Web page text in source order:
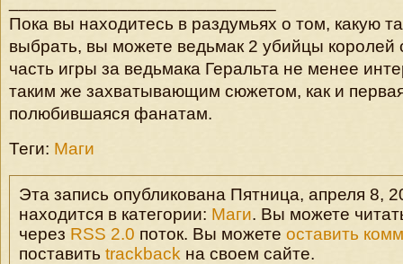
Пока вы находитесь в раздумьях о том, какую
выбрать, вы можете ведьмак 2 убийцы королей
часть игры за ведьмака Геральта не менее
таким же захватывающим сюжетом, как и
полюбившаяся фанатам.
Теги: Маги
Эта запись опубликована Пятница, апреля 8,
находится в категории: Маги. Вы можете
через RSS 2.0 поток. Вы можете оставить
поставить trackback на своем сайте.